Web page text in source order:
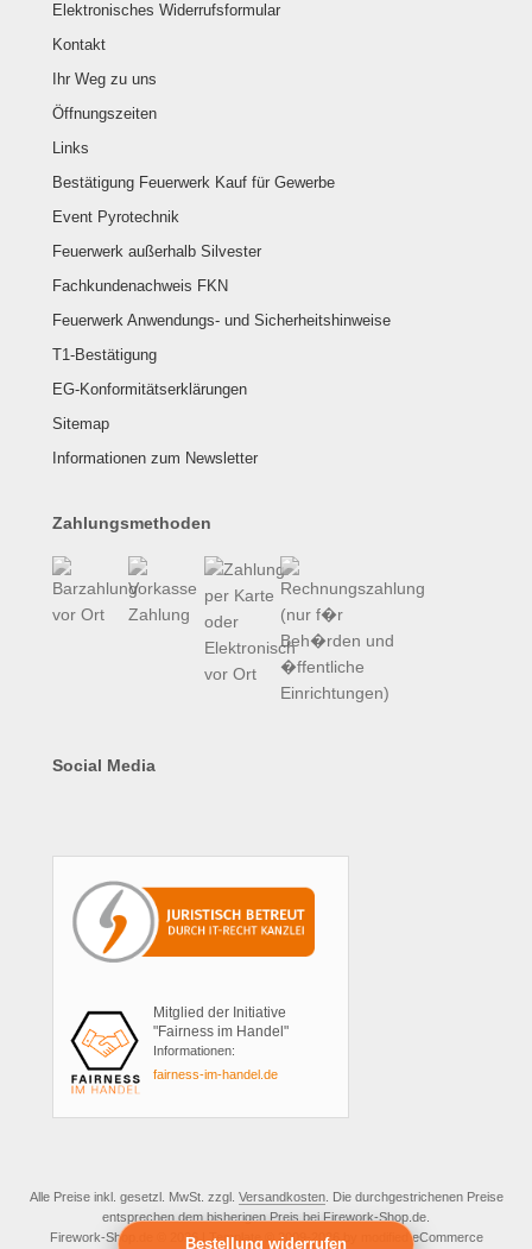
Elektronisches Widerrufsformular
Kontakt
Ihr Weg zu uns
Öffnungszeiten
Links
Bestätigung Feuerwerk Kauf für Gewerbe
Event Pyrotechnik
Feuerwerk außerhalb Silvester
Fachkundenachweis FKN
Feuerwerk Anwendungs- und Sicherheitshinweise
T1-Bestätigung
EG-Konformitätserklärungen
Sitemap
Informationen zum Newsletter
Zahlungsmethoden
Social Media
Mitglied der Initiative
"Fairness im Handel"
Informationen:
fairness-im-handel.de
Alle Preise inkl. gesetzl. MwSt. zzgl. Versandkosten. Die durchgestrichenen Preise
entsprechen dem bisherigen Preis bei Firework-Shop.de.
Firework-Shop.de © 2026 | Template © 2009-2026 by modified eCommerce
Bestellung widerrufen